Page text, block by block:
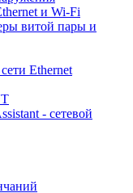
и Wi-Fi
витой пары и
Ethernet
- сетевой